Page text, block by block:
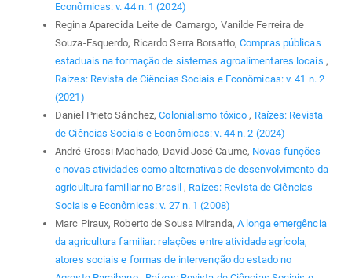
Econômicas: v. 44 n. 1 (2024)
Regina Aparecida Leite de Camargo, Vanilde Ferreira de
Souza-Esquerdo, Ricardo Serra Borsatto,Compras públicas
estaduais na formação de sistemas agroalimentares locais ,
Raízes: Revista de Ciências Sociais e Econômicas: v. 41 n. 2
(2021)
Daniel Prieto Sánchez,Colonialismo tóxico , Raízes: Revista
de Ciências Sociais e Econômicas: v. 44 n. 2 (2024)
André Grossi Machado, David José Caume, Novas funções
e novas atividades como alternativas de desenvolvimento da
agricultura familiar no Brasil , Raízes: Revista de Ciências
Sociais e Econômicas: v. 27 n. 1 (2008)
Marc Piraux, Roberto de Sousa Miranda, A longa emergência
da agricultura familiar: relações entre atividade agrícola,
atores sociais e formas de intervenção do estado no